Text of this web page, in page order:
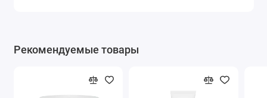
Рекомендуемые товары